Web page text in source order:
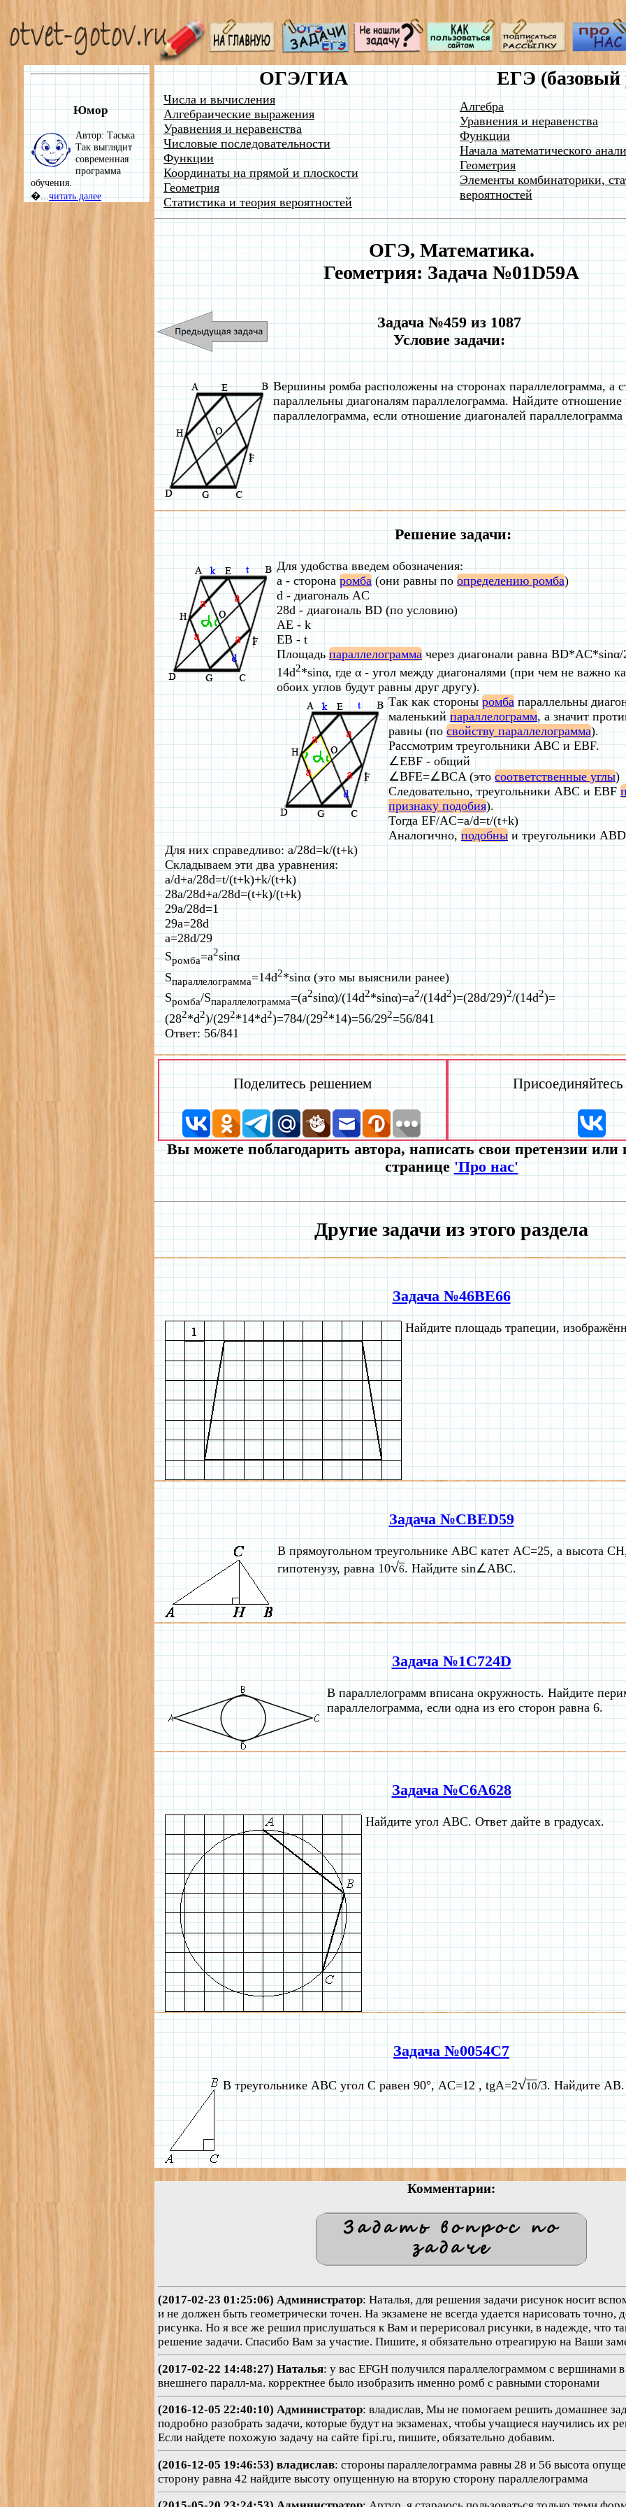
Юмор
Автор: Таська
Так выглядит
современная
программа
обучения.
�...читать далее
ОГЭ/ГИА ЕГЭ (базовый
Числа и вычисления
Алгебраические выражения
Уравнения и неравенства
Числовые последовательности
Функции
Координаты на прямой и плоскости
Геометрия
Статистика и теория вероятностей
Алгебра
Уравнения и неравенства
Функции
Начала математического
Геометрия
Элементы комбинаторики,
вероятностей
ОГЭ, Математика.
Геометрия: Задача №01D59A
Задача №459 из 1087
Условие задачи:
Вершины ромба расположены на сторонах параллелограмма, а
параллельны диагоналям параллелограмма. Найдите
параллелограмма, если отношение диагоналей
Решение задачи:
Для удобства введем обозначения:
a - сторонаромба(они равны поопределению ромба)
d - диагональ AC
28d - диагональ BD (по условию)
AE - k
EB - t
Площадь параллелограммачерез диагонали равна
14d2*sinα, где α - угол между диагоналями (при чем не важно
обоих углов будут равны друг другу).
Так как стороны ромба параллельны
маленькийпараллелограмм, а значит
равны (посвойству параллелограмма).
Рассмотрим треугольники ABC и EBF.
∠EBF - общий
∠BFE=∠BCA (это соответственные углы)
Следовательно, треугольники ABC и EBF
признаку подобия).
Тогда EF/AC=a/d=t/(t+k)
Аналогично,подобныи треугольники
Для них справедливо: a/28d=k/(t+k)
Складываем эти два уравнения:
a/d+a/28d=t/(t+k)+k/(t+k)
28a/28d+a/28d=(t+k)/(t+k)
29a/28d=1
29a=28d
a=28d/29
Sромба=a2sinα
Sпараллелограмма=14d2*sinα (это мы выяснили ранее)
Sромба/Sпараллелограмма=(a2sinα)/(14d2*sinα)=a2/(14d2)=(28d/29)2/(14d2)=
(282*d2)/(292*14*d2)=784/(292*14)=56/292=56/841
Ответ: 56/841
Поделитесь решением
Вы можете поблагодарить автора, написать свои претензии или
странице'Про нас'
Другие задачи из этого раздела
Задача №46BE66
Найдите площадь трапеции,
Задача №CBED59
В прямоугольном треугольнике ABC катет AC=25, а высота
гипотенузу, равна 10√6. Найдите sin∠ABC.
Задача №1C724D
В параллелограмм вписана окружность. Найдите
параллелограмма, если одна из его сторон равна 6.
Задача №C6A628
Найдите угол ABC. Ответ дайте в градусах.
Задача №0054C7
В треугольнике ABC угол C равен 90°, AC=12 , tgA=2√10/3. Найдите AB.
Комментарии:
(2017-02-23 01:25:06) Администратор: Наталья, для решения задачи рисунок носит
и не должен быть геометрически точен. На экзамене не всегда удается нарисовать точно,
рисунка. Но я все же решил прислушаться к Вам и перерисовал рисунки, в надежде, что
решение задачи. Спасибо Вам за участие. Пишите, я обязательно отреагирую на Ваши
(2017-02-22 14:48:27) Наталья: у вас EFGH получился параллелограммом с вершинами
внешнего паралл-ма. корректнее было изобразить именно ромб с равными сторонами
(2016-12-05 22:40:10) Администратор: владислав, Мы не помогаем решить домашнее
подробно разобрать задачи, которые будут на экзаменах, чтобы учащиеся научились их
Если найдете похожую задачу на сайте fipi.ru, пишите, обязательно добавим.
(2016-12-05 19:46:53) владислав: стороны параллелограмма равны 28 и 56 высота
сторону равна 42 найдите высоту опущенную на вторую сторону параллелограмма